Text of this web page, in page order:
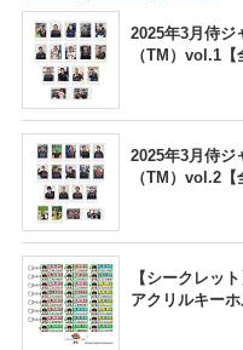
2025年3月侍
（TM）vol.1【
2025年3月侍
（TM）vol.2【
【シークレッ
アクリルキーホ